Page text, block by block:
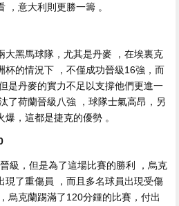
，意大利則更勝一籌 。
馬球隊，尤其是丹麥 ，在埃裏克
的情況下 ，不僅成功晉級16強，而
但是丹麥的實力不足以支撐他們更進一
了荷蘭晉級八強 ，球隊士氣高昂，另
，這都是捷克的優勢 。
，但是為了這場比賽的勝利 ，烏克
現了重傷員 ，而且多名球員出現受傷
，烏克蘭踢滿了120分鍾的比賽 ，付出